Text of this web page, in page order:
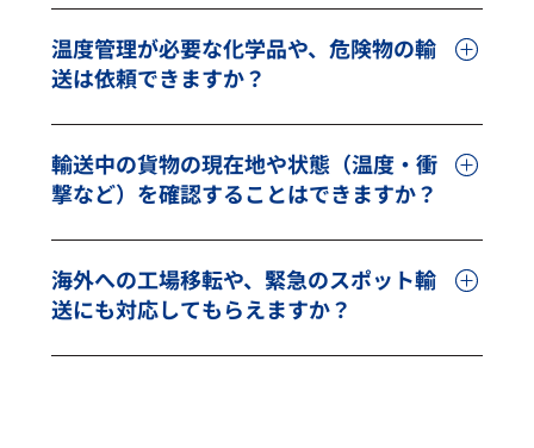
はい、対応可能です。エアサスペンション車両や
専用梱包による万全の振動対策を行います。 半導
体製造装置などの精密機器は、微細な振動や衝撃
ジスティクスでは、エアサスペンション車両の配
車はもちろん、製品特性に合わせた専用の梱包材
を使用することで、輸送中の影響を極小化する物
ます。また、静電気対策も万全に行い、デリケー
トな機器を安全にお届けします。
温度管理が必要な化学品や、危険物の輸
送は依頼できますか？
はい、対応可能です。温度管理が必要な研磨材か
ら危険物に該当する薬液まで幅広く対応します。
半導体製造プロセスで使用される化学品には、厳
求められるものが多くあります。当社では、温度
管理が必須となる研磨材や、危険物対応が必要な
感光材・薬液など、製品ごとの特性に合わせた適
で一貫してサポートいたします。
輸送中の貨物の現在地や状態（温度・衝
撃など）を確認することはできますか？
はい、対応可能です。GPSやセンサーを用いた
「輸送の見える化（トレーサビリティ）」を実現
しています。 高品質な物流には、輸送状況のリア
の追跡に加え、温度・湿度センサーや振動データ
海外への工場移転や、緊急のスポット輸
送にも対応してもらえますか？
はい、対応可能です。海上・航空輸送を使い分